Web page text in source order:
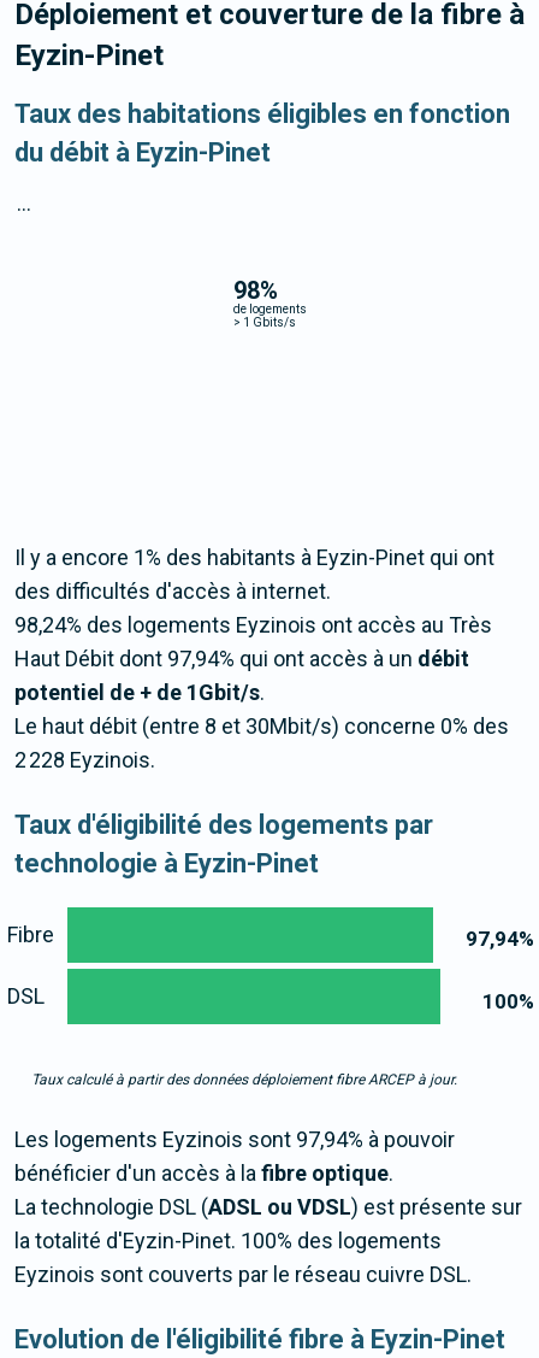
Déploiement et couverture de la fibre à
Eyzin-Pinet
Taux des habitations éligibles en fonction
du débit à Eyzin-Pinet
98%
de logements
> 1 Gbits/s
...
Il y a encore 1% des habitants à Eyzin-Pinet qui ont
des difficultés d'accès à internet.
98,24% des logements Eyzinois ont accès au Très
Haut Débit dont 97,94% qui ont accès à un débit
potentiel de + de 1Gbit/s.
Le haut débit (entre 8 et 30Mbit/s) concerne 0% des
2 228 Eyzinois.
Taux d'éligibilité des logements par
technologie à Eyzin-Pinet
97,94%
100%
Fibre
DSL
Taux calculé à partir des données déploiement fibre ARCEP à jour.
Les logements Eyzinois sont 97,94% à pouvoir
bénéficier d'un accès à lafibre optique.
La technologie DSL (ADSL ou VDSL) est présente sur
la totalité d'Eyzin-Pinet. 100% des logements
Eyzinois sont couverts par le réseau cuivre DSL.
Evolution de l'éligibilité fibre à Eyzin-Pinet